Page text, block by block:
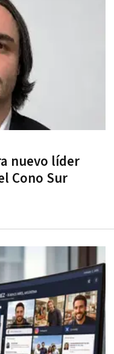
nuevo líder
Cono Sur